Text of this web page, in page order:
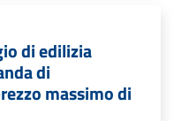
di edilizia
di
massimo di